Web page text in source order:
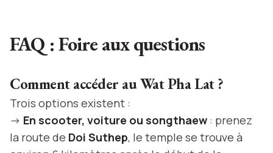
FAQ : Foire aux questions
Comment accéder au Wat Pha Lat ?
Trois options existent :
-> En scooter, voiture ou songthaew : prenez
la route de Doi Suthep, le temple se trouve à